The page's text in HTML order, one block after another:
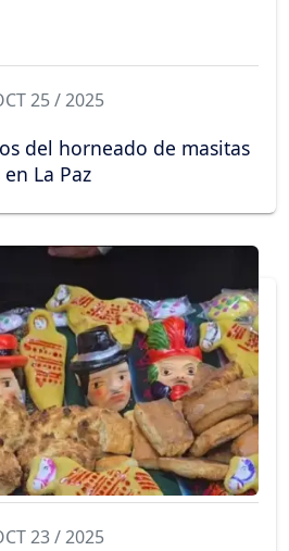
25 / 2025
del horneado de masitas
La Paz
23 / 2025